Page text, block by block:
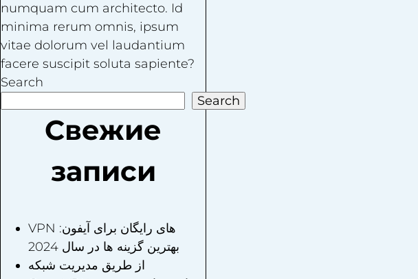
numquam cum architecto. Id
minima rerum omnis, ipsum
vitae dolorum vel laudantium
facere suscipit soluta sapiente?
Search
Search
Свежие
записи
VPN های رایگان برای آیفون:
بهترین گزینه ها در سال 2024
از طریق مدیریت شبکه